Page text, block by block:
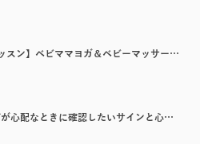
スン】ベビママヨガ＆ベビーマッサー…
心配なときに確認したいサインと心…